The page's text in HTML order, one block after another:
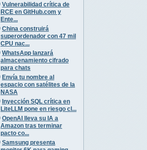
Vulnerabilidad crítica de
RCE en GitHub.com y
Ente...
China construirá
superordenador con 47 mil
CPU nac...
WhatsApp lanzará
almacenamiento cifrado
para chats
Envía tu nombre al
espacio con satélites de la
NASA
Inyección SQL crítica en
LiteLLM pone en riesgo cl...
OpenAI lleva su IA a
Amazon tras terminar
pacto co...
Samsung presenta